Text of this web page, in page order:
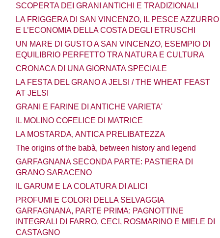
SCOPERTA DEI GRANI ANTICHI E TRADIZIONALI
LA FRIGGERA DI SAN VINCENZO, IL PESCE AZZURRO
E L’ECONOMIA DELLA COSTA DEGLI ETRUSCHI
UN MARE DI GUSTO A SAN VINCENZO, ESEMPIO DI
EQUILIBRIO PERFETTO TRA NATURA E CULTURA
CRONACA DI UNA GIORNATA SPECIALE
LA FESTA DEL GRANO A JELSI / THE WHEAT FEAST
AT JELSI
GRANI E FARINE DI ANTICHE VARIETA'
IL MOLINO COFELICE DI MATRICE
LA MOSTARDA, ANTICA PRELIBATEZZA
The origins of the babà, between history and legend
GARFAGNANA SECONDA PARTE: PASTIERA DI
GRANO SARACENO
IL GARUM E LA COLATURA DI ALICI
PROFUMI E COLORI DELLA SELVAGGIA
GARFAGNANA, PARTE PRIMA: PAGNOTTINE
INTEGRALI DI FARRO, CECI, ROSMARINO E MIELE DI
CASTAGNO